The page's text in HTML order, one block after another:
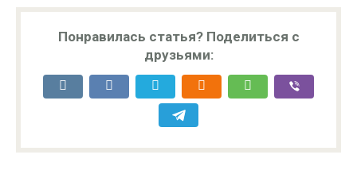
Понравилась статья? Поделиться с
друзьями: